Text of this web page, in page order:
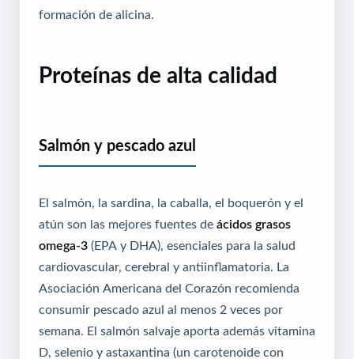
formación de alicina.
Proteínas de alta calidad
Salmón y pescado azul
El salmón, la sardina, la caballa, el boquerón y el
atún son las mejores fuentes de ácidos grasos
omega-3 (EPA y DHA), esenciales para la salud
cardiovascular, cerebral y antiinflamatoria. La
Asociación Americana del Corazón recomienda
consumir pescado azul al menos 2 veces por
semana. El salmón salvaje aporta además vitamina
D, selenio y astaxantina (un carotenoide con